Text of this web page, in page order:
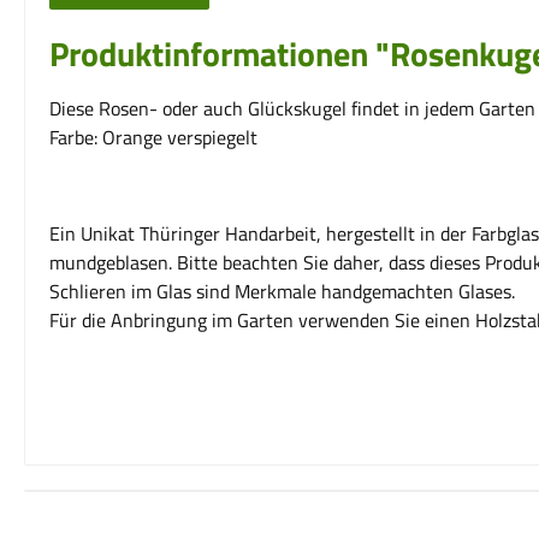
Produktinformationen
Diese Rosen- oder auch Glückskugel findet in jedem
Farbe: Orange verspiegelt
Ein Unikat Thüringer Handarbeit, hergestellt in der
mundgeblasen. Bitte beachten Sie daher, dass dieses
Schlieren im Glas sind Merkmale handgemachten Glases.
Für die Anbringung im Garten verwenden Sie einen